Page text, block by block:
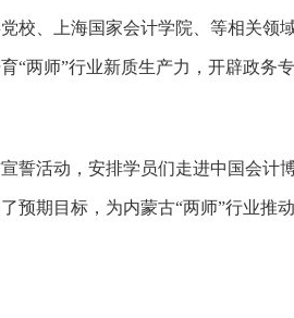
校、上海国家会计学院、等相关
“两师”行业新质生产力，开辟政务
誓活动，安排学员们走进中国会
预期目标，为内蒙古“两师”行业推